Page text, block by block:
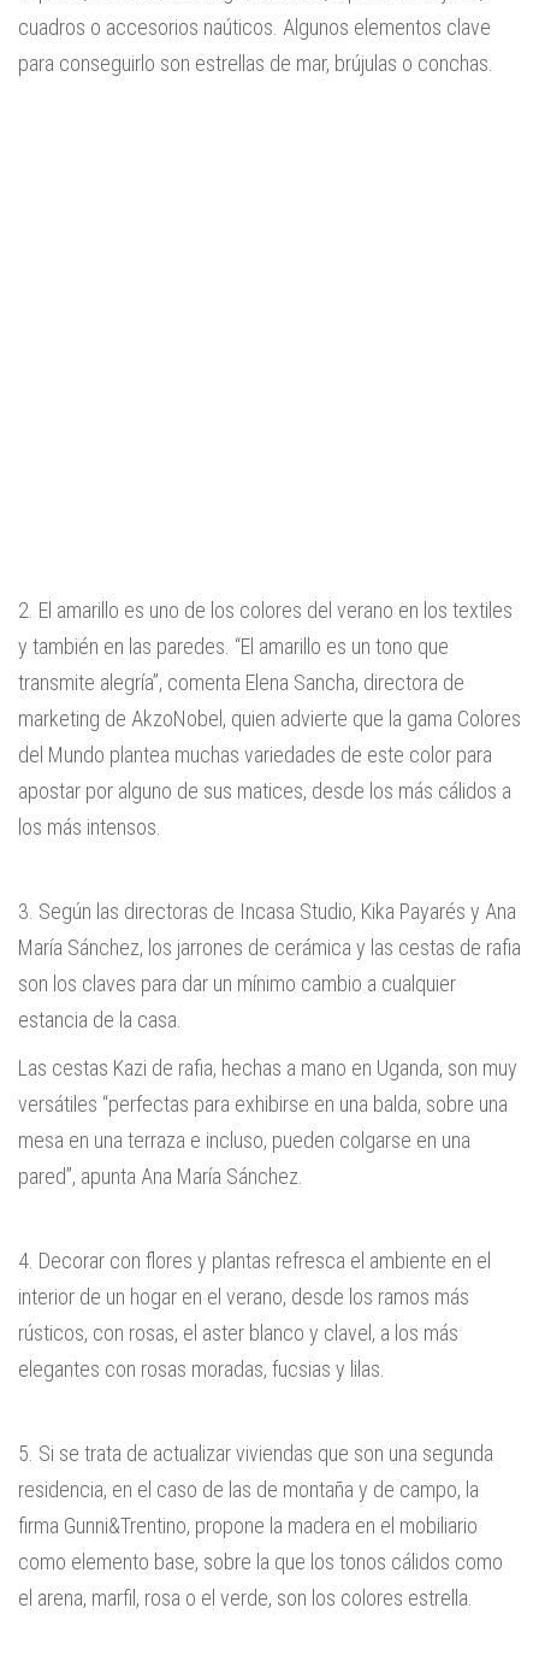
cuadros o accesorios naúticos. Algunos elementos clave
para conseguirlo son estrellas de mar, brújulas o conchas.
2. El amarillo es uno de los colores del verano en los textiles
y también en las paredes. “El amarillo es un tono que
transmite alegría”, comenta Elena Sancha, directora de
marketing de AkzoNobel, quien advierte que la gama Colores
del Mundo plantea muchas variedades de este color para
apostar por alguno de sus matices, desde los más cálidos a
los más intensos.
3. Según las directoras de Incasa Studio, Kika Payarés y Ana
María Sánchez, los jarrones de cerámica y las cestas de rafia
son los claves para dar un mínimo cambio a cualquier
estancia de la casa.
Las cestas Kazi de rafia, hechas a mano en Uganda, son muy
versátiles “perfectas para exhibirse en una balda, sobre una
mesa en una terraza e incluso, pueden colgarse en una
pared”, apunta Ana María Sánchez.
4. Decorar con flores y plantas refresca el ambiente en el
interior de un hogar en el verano, desde los ramos más
rústicos, con rosas, el aster blanco y clavel, a los más
elegantes con rosas moradas, fucsias y lilas.
5. Si se trata de actualizar viviendas que son una segunda
residencia, en el caso de las de montaña y de campo, la
firma Gunni&Trentino, propone la madera en el mobiliario
como elemento base, sobre la que los tonos cálidos como
el arena, marfil, rosa o el verde, son los colores estrella.